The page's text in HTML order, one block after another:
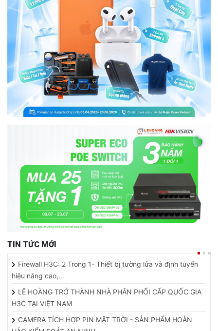
TIN TỨC MỚI
Firewall H3C: 2 Trong 1- Thiết bị tường lửa và định tuyến
hiệu năng cao,…
LÊ HOÀNG TRỞ THÀNH NHÀ PHÂN PHỐI CẤP QUỐC GIA
H3C TẠI VIỆT NAM
CAMERA TÍCH HỢP PIN MẶT TRỜI - SẢN PHẨM HOÀN